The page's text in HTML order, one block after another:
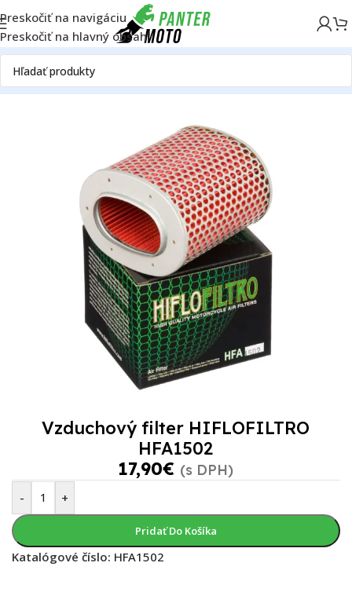
Preskočiť na navigáciu
Preskočiť na hlavný obsah
DomovOFF ROADMotorFiltreVzduchové filtre
Vzduchový filter HIFLOFILTRO
HFA1502
17,90€ (s DPH)
- +
Pridať Do Košíka
Katalógové číslo: HFA1502